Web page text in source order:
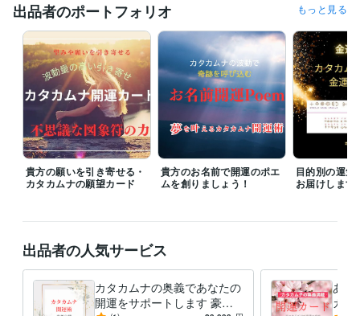
受賞歴
中小企業創造活動促進法（快適環境を促進する素材及び適合法） カ
タカムナ講座、イヤシロチ化講座
資格・検定
ファイナンシャルプランナー 取得年 : 1997年
防災士 取得年 : 2018年
相続士 取得年 : 2018年
得意分野
住まい・美容・生活相談 開運のコンサルタント、開運グッズの販売
住まい・美容・生活相談 環境のイヤシロチ化
語学力
英語 日常会話レベル
出品者のポートフォリオ もっと見る
貴方の願いを引き寄せる・
カタカムナの願望カード
貴方のお名前で開運のポエ
ムを創りましょう！
目的別の運気
お届けします
出品者の人気サービス
カタカムナの奥義であなたの
開運をサポートします 豪華
あな
カー